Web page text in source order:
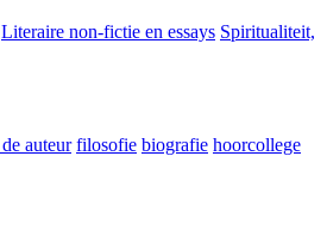
Literaire non-fictie en essays Spiritualiteit,
auteur filosofie biografie hoorcollege